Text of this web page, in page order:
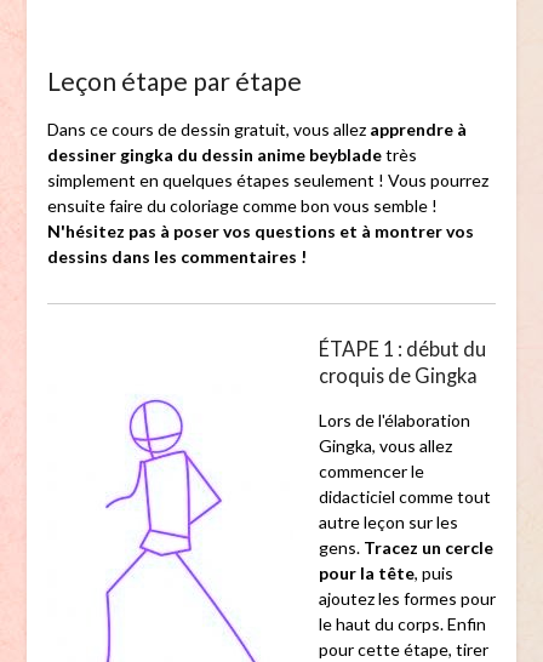
Leçon étape par étape
Dans ce cours de dessin gratuit, vous allez apprendre à
dessiner gingka du dessin anime beybladetrès
simplement en quelques étapes seulement ! Vous pourrez
ensuite faire du coloriage comme bon vous semble !
N'hésitez pas à poser vos questions et à montrer vos
dessins dans les commentaires !
ÉTAPE 1 : début du
croquis de Gingka
Lors de l'élaboration
Gingka, vous allez
commencer le
didacticiel comme tout
autre leçon sur les
gens. Tracez un cercle
pour la tête, puis
ajoutez les formes pour
le haut du corps. Enfin
pour cette étape, tirer